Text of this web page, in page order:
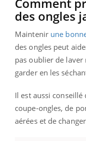
Comment
des ongles
Maintenir une
des ongles peut
pas oublier de laver
garder en les
Il est aussi
coupe-ongles, de
aérées et de